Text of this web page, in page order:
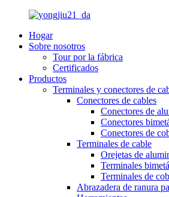
Hogar
Sobre nosotros
Tour por la fábrica
Certificados
Productos
Terminales y conectores de
Conectores de cables
Conectores de
Conectores
Conectores de
Terminales de cable
Orejetas de
Terminales
Terminales de
Abrazadera de ranura